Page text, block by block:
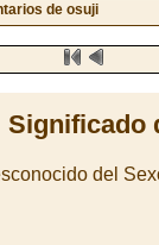
de osuji
Significado
del